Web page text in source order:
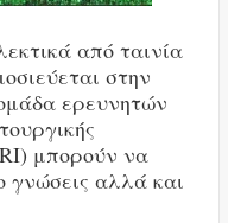
από ταινία
στην
ερευνητών
μπορούν να
γνώσεις αλλά και